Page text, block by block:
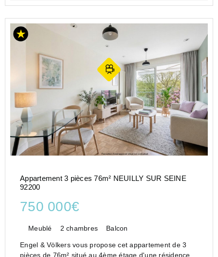
Appartement 3 pièces 76m² NEUILLY SUR SEINE
92200
750 000€
Meublé 2 chambres Balcon
Engel & Völkers vous propose cet appartement de 3
pièces de 76m² situé au 4ème étage d'une résidence